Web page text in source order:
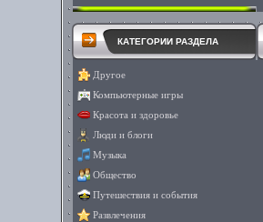
КАТЕГОРИИ РАЗДЕЛА
Другое
Компьютерные игры
Красота и здоровье
Люди и блоги
Музыка
Общество
Путешествия и события
Развлечения